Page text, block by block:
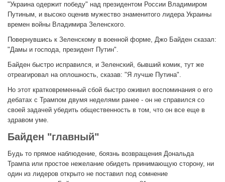
"Украина одержит победу" над президентом России Владимиром
Путиным, и высоко оценив мужество знаменитого лидера Украины
времен войны Владимира Зеленского.
Повернувшись к Зеленскому в военной форме, Джо Байден сказал:
"Дамы и господа, президент Путин".
Байден быстро исправился, и Зеленский, бывший комик, тут же
отреагировал на оплошность, сказав: "Я лучше Путина".
Но этот кратковременный сбой быстро оживил воспоминания о его
дебатах с Трампом двумя неделями ранее - он не справился со
своей задачей убедить общественность в том, что он все еще в
здравом уме.
Байден "главный"
Будь то прямое наблюдение, боязнь возвращения Дональда
Трампа или простое нежелание обидеть принимающую сторону, ни
один из лидеров открыто не поставил под сомнение